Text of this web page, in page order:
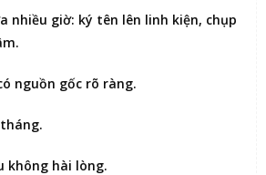
nhiều giờ: ký tên lên linh kiện, chụp
nguồn gốc rõ ràng.
không hài lòng.